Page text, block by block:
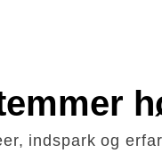
indspark og